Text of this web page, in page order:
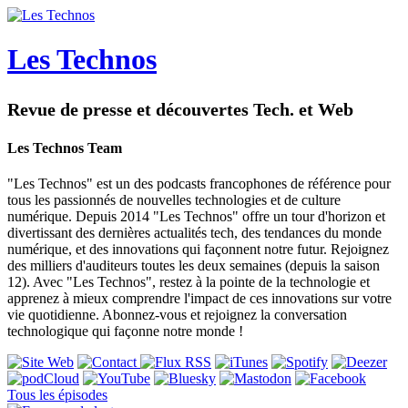
Les Technos
Revue de presse et découvertes Tech. et Web
Les Technos Team
"Les Technos" est un des podcasts francophones de référence pour
tous les passionnés de nouvelles technologies et de culture
numérique. Depuis 2014 "Les Technos" offre un tour d'horizon et
divertissant des dernières actualités tech, des tendances du monde
numérique, et des innovations qui façonnent notre futur. Rejoignez
des milliers d'auditeurs toutes les deux semaines (depuis la saison
12). Avec "Les Technos", restez à la pointe de la technologie et
apprenez à mieux comprendre l'impact de ces innovations sur votre
vie quotidienne. Abonnez-vous et rejoignez la conversation
technologique qui façonne notre monde !
Tous les épisodes